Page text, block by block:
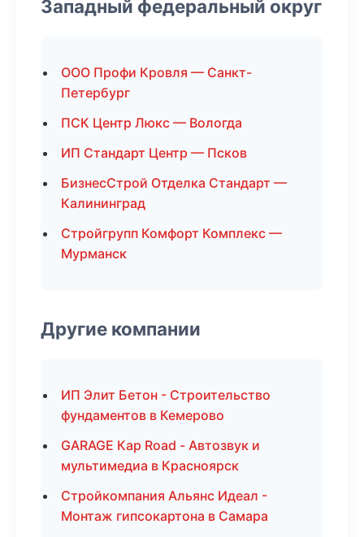
Западный федеральный округ
ООО Профи Кровля — Санкт-
Петербург
ПСК Центр Люкс — Вологда
ИП Стандарт Центр — Псков
БизнесСтрой Отделка Стандарт —
Калининград
Стройгрупп Комфорт Комплекс —
Мурманск
Другие компании
ИП Элит Бетон - Строительство
фундаментов в Кемерово
GARAGE Кар Road - Автозвук и
мультимедиа в Красноярск
Стройкомпания Альянс Идеал -
Монтаж гипсокартона в Самара